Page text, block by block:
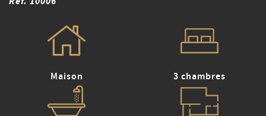
Maison 3 chambres